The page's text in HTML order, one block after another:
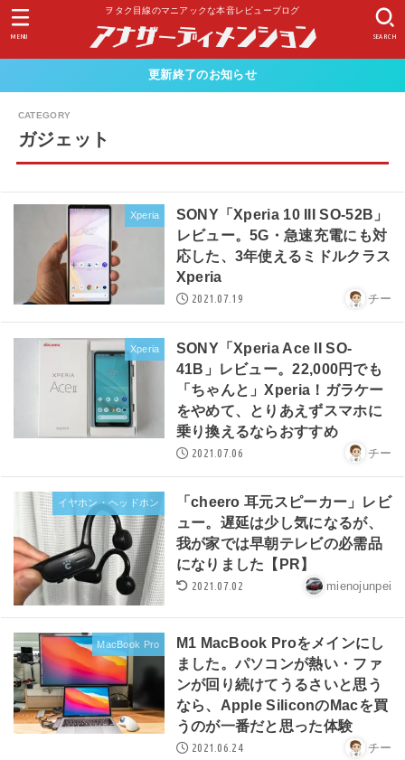
ヲタク目線のマニアックな本音レビューブログ
SEARCH
MENU
更新終了のお知らせ
ガジェット
Xperia
SONY「Xperia 10 III SO-52B」
レビュー。5G・急速充電にも対
応した、3年使えるミドルクラス
Xperia
2021.07.19 チー
Xperia
SONY「Xperia Ace II SO-
41B」レビュー。22,000円でも
「ちゃんと」Xperia！ガラケー
をやめて、とりあえずスマホに
乗り換えるならおすすめ
2021.07.06 チー
イヤホン・ヘッドホン
「cheero 耳元スピーカー」レビ
ュー。遅延は少し気になるが、
我が家では早朝テレビの必需品
になりました【PR】
2021.07.02 mienojunpei
MacBook Pro
M1 MacBook Proをメインにし
ました。パソコンが熱い・ファ
ンが回り続けてうるさいと思う
なら、Apple SiliconのMacを買
うのが一番だと思った体験
2021.06.24 チー